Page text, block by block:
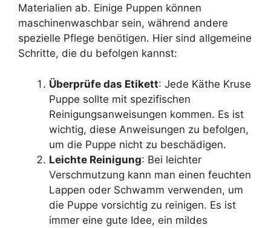
Materialien ab. Einige Puppen können
maschinenwaschbar sein, während andere
spezielle Pflege benötigen. Hier sind allgemeine
Schritte, die du befolgen kannst:
Überprüfe das Etikett: Jede Käthe Kruse
Puppe sollte mit spezifischen
Reinigungsanweisungen kommen. Es ist
wichtig, diese Anweisungen zu befolgen,
um die Puppe nicht zu beschädigen.
Leichte Reinigung: Bei leichter
Verschmutzung kann man einen feuchten
Lappen oder Schwamm verwenden, um
die Puppe vorsichtig zu reinigen. Es ist
immer eine gute Idee, ein mildes